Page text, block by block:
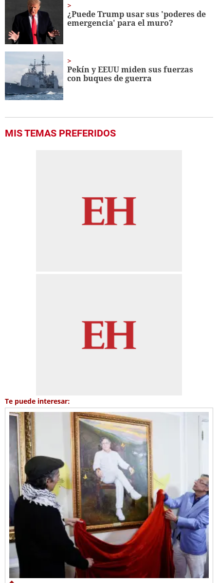
¿Puede Trump usar sus 'poderes de
emergencia' para el muro?
Pekín y EEUU miden sus fuerzas
con buques de guerra
MIS TEMAS PREFERIDOS
Te puede interesar: